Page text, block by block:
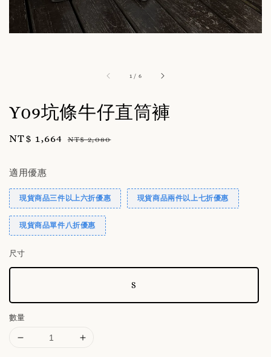
1 / 6
Y09坑條牛仔直筒褲
Sale
NT$ 1,664 Regular
NT$ 2,080
適用優惠
現貨商品三件以上六折優惠 現貨商品兩件以上七折優惠
現貨商品單件八折優惠
尺寸
S
數量